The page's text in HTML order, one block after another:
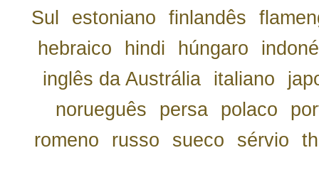
Sul
estoniano finlandês
hebraico
hindi húngaro
inglês da Austrália
italiano
norueguês
persa polaco
romeno
russo sueco sérvio th